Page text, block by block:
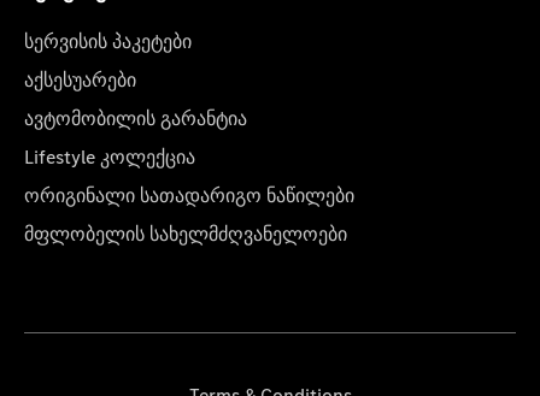
სერვისის პაკეტები
აქსესუარები
ავტომობილის გარანტია
Lifestyle კოლექცია
ორიგინალი სათადარიგო ნაწილები
მფლობელის სახელმძღვანელოები